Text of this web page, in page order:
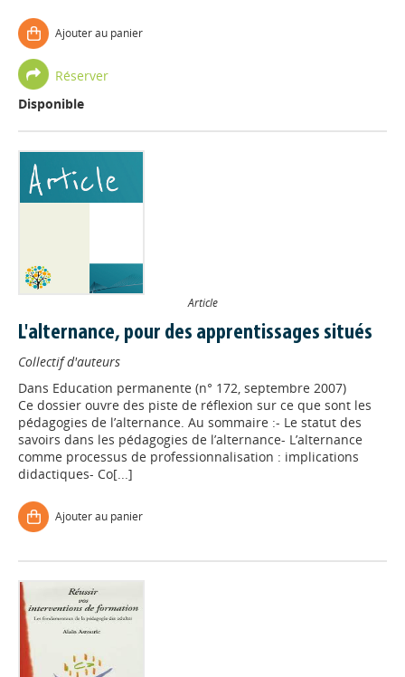
Ajouter au panier
Réserver
Disponible
Article
L'alternance, pour des apprentissages situés
Collectif d'auteurs
Dans Education permanente (n° 172, septembre 2007)
Ce dossier ouvre des piste de réflexion sur ce que sont les
pédagogies de l’alternance. Au sommaire :- Le statut des
savoirs dans les pédagogies de l’alternance- L’alternance
comme processus de professionnalisation : implications
didactiques- Co[...]
Ajouter au panier